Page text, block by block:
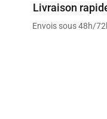
Livraison
Envois sous 48h/